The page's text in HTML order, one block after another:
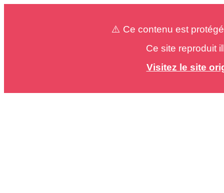
⚠️ Ce contenu est
Ce site reproduit
Visitez le site